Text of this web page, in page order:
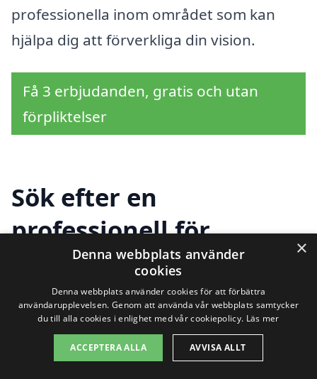
professionella inom området som kan
hjälpa dig att förverkliga din vision.
Få 3 erbjudanden, gratis och utan
förpliktelser
Sök efter en
professionell för
trädgårdsarbete i andra
städer nära
Saxtorpsskogen
×
Denna webbplats använder
cookies
Denna webbplats använder cookies för att förbättra
användarupplevelsen. Genom att använda vår webbplats samtycker
du till alla cookies i enlighet med vår cookiepolicy. Läs mer
ACCEPTERA ALLA AVVISA ALLT